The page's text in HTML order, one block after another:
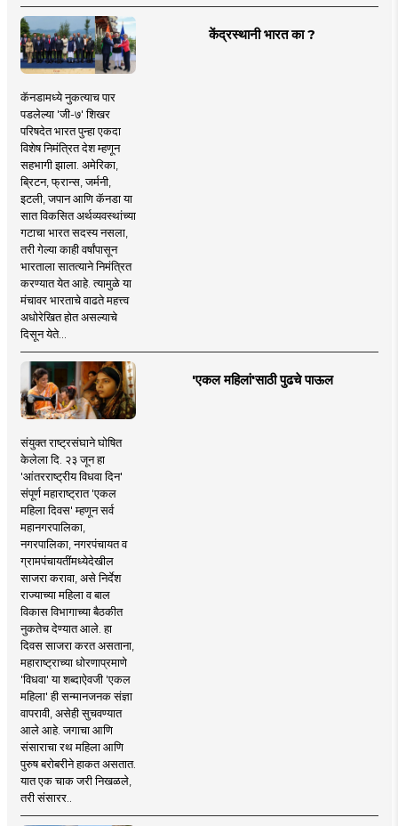
केंद्रस्थानी भारत का ?
कॅनडामध्ये नुकत्याच पार
पडलेल्या 'जी-७' शिखर
परिषदेत भारत पुन्हा एकदा
विशेष निमंत्रित देश म्हणून
सहभागी झाला. अमेरिका,
ब्रिटन, फ्रान्स, जर्मनी,
इटली, जपान आणि कॅनडा या
सात विकसित अर्थव्यवस्थांच्या
गटाचा भारत सदस्य नसला,
तरी गेल्या काही वर्षांपासून
भारताला सातत्याने निमंत्रित
करण्यात येत आहे. त्यामुळे या
मंचावर भारताचे वाढते महत्त्व
अधोरेखित होत असल्याचे
दिसून येते...
'एकल महिलां'साठी पुढचे पाऊल
संयुक्त राष्ट्रसंघाने घोषित
केलेला दि. २३ जून हा
'आंतरराष्ट्रीय विधवा दिन'
संपूर्ण महाराष्ट्रात 'एकल
महिला दिवस' म्हणून सर्व
महानगरपालिका,
नगरपालिका, नगरपंचायत व
ग्रामपंचायतींमध्येदेखील
साजरा करावा, असे निर्देश
राज्याच्या महिला व बाल
विकास विभागाच्या बैठकीत
नुकतेच देण्यात आले. हा
दिवस साजरा करत असताना,
महाराष्ट्राच्या धोरणाप्रमाणे
'विधवा' या शब्दाऐवजी 'एकल
महिला' ही सन्मानजनक संज्ञा
वापरावी, असेही सुचवण्यात
आले आहे. जगाचा आणि
संसाराचा रथ महिला आणि
पुरुष बरोबरीने हाकत असतात.
यात एक चाक जरी निखळले,
तरी संसारर..